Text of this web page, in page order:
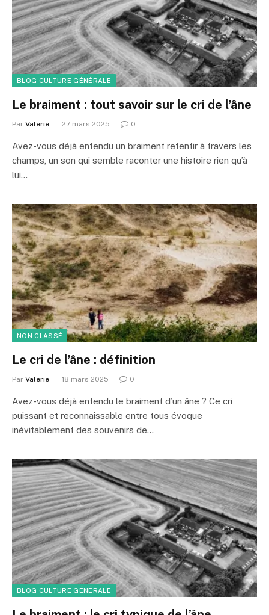
BLOG CULTURE GÉNÉRALE
Le braiment : tout savoir sur le cri de l’âne
Par Valerie 27 mars 2025 0
Avez-vous déjà entendu un braiment retentir à travers les
champs, un son qui semble raconter une histoire rien qu’à
lui…
NON CLASSÉ
Le cri de l’âne : définition
Par Valerie 18 mars 2025 0
Avez-vous déjà entendu le braiment d’un âne ? Ce cri
puissant et reconnaissable entre tous évoque
inévitablement des souvenirs de…
BLOG CULTURE GÉNÉRALE